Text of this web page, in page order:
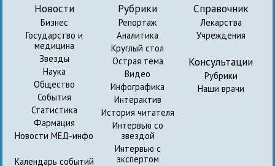
Новости
Бизнес
Государство и
медицина
Звезды
Наука
Общество
События
Статистика
Фармация
Новости МЕД-инфо
Календарь событий
Рубрики
Репортаж
Аналитика
Круглый стол
Острая тема
Видео
Инфографика
Интерактив
История читателя
Интервью со
звездой
Интервью с
экспертом
Справочник
Лекарства
Учреждения
Консультации
Рубрики
Наши врачи